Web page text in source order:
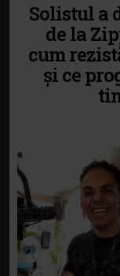
Solistul a
de la
cum
și ce